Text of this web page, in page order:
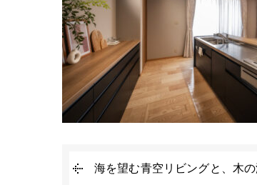
海を望む青空リビングと、木